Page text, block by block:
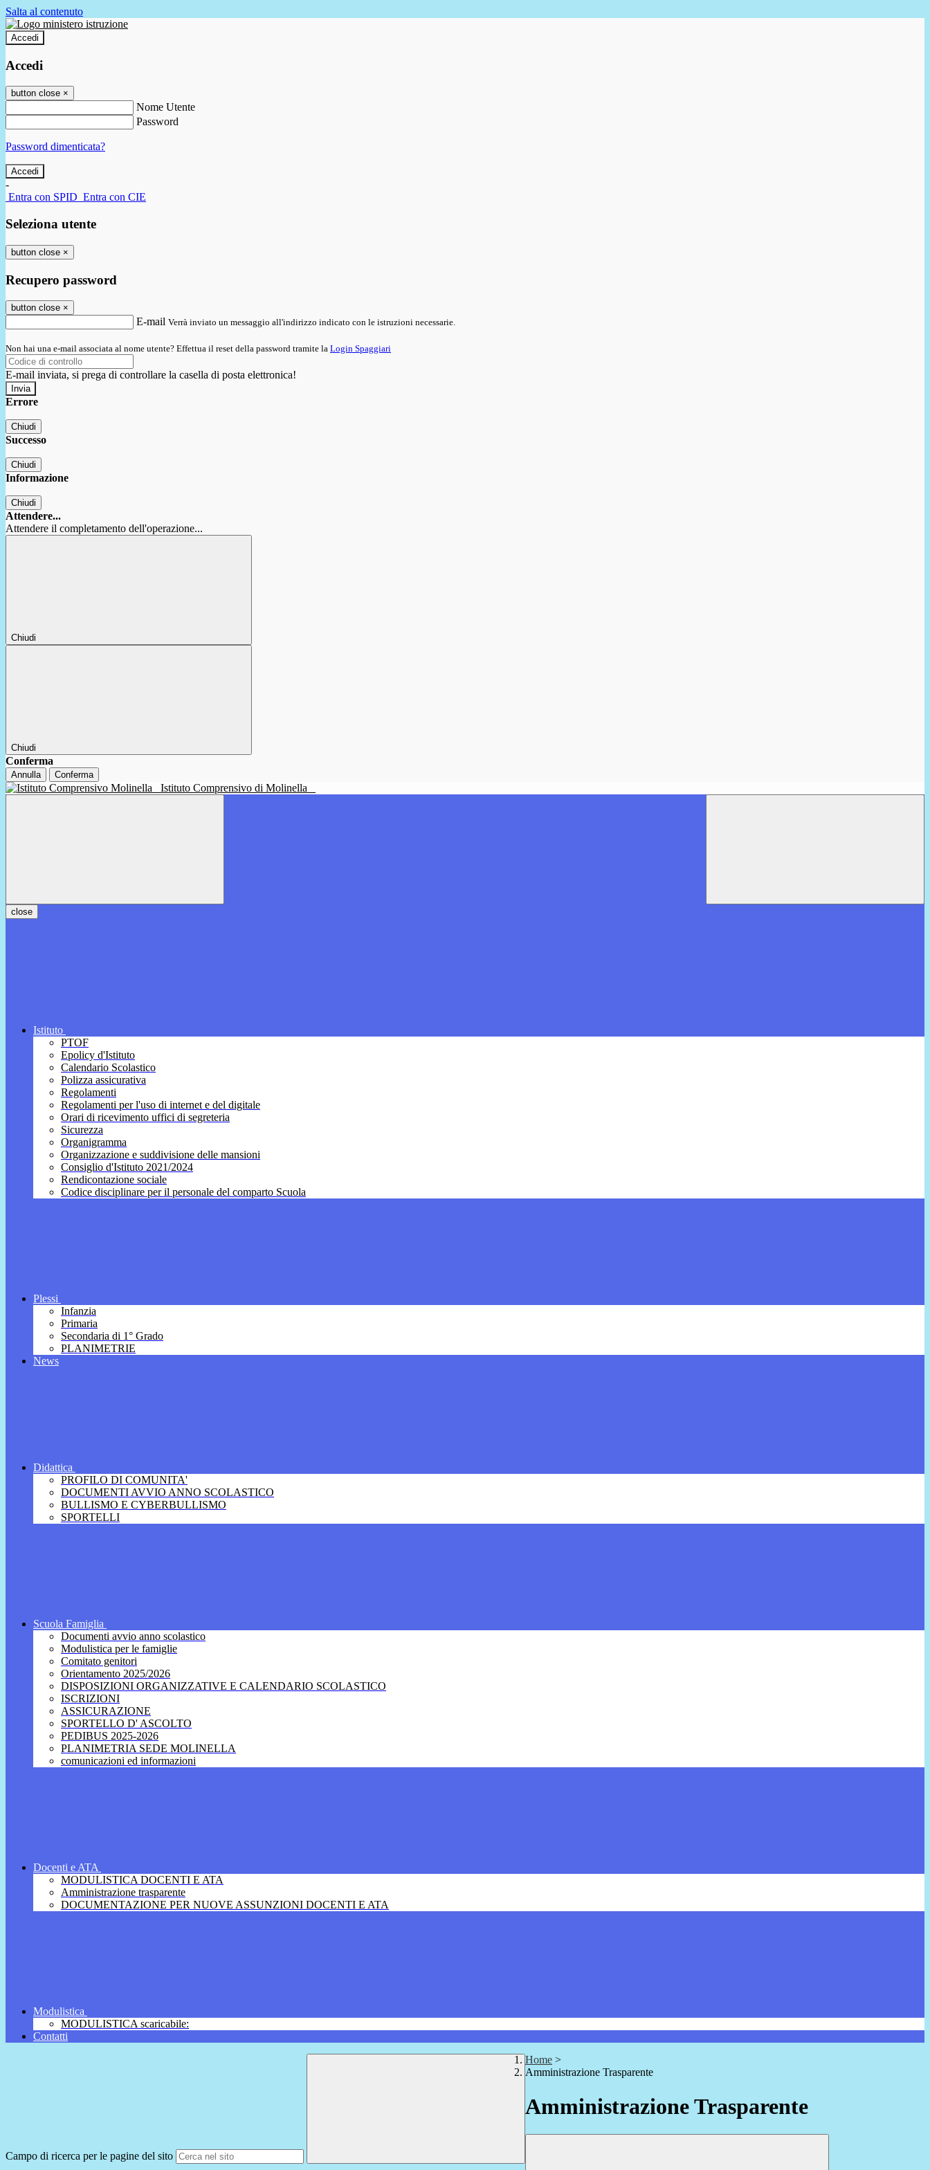
Salta al contenuto
Accedi
Accedi
button close ×
Nome Utente
Password
Password dimenticata?
-
Entra con SPID Entra con CIE
Seleziona utente
button close ×
Recupero password
button close ×
E-mail Verrà inviato un messaggio all'indirizzo indicato con le istruzioni necessarie.
Non hai una e-mail associata al nome utente? Effettua il reset della password tramite la Login Spaggiari
E-mail inviata, si prega di controllare la casella di posta elettronica!
Errore
Chiudi
Successo
Chiudi
Informazione
Chiudi
Attendere...
Attendere il completamento dell'operazione...
Chiudi
Chiudi
Conferma
Annulla Conferma
Istituto Comprensivo di Molinella
close
Istituto
PTOF
Epolicy d'Istituto
Calendario Scolastico
Polizza assicurativa
Regolamenti
Regolamenti per l'uso di internet e del digitale
Orari di ricevimento uffici di segreteria
Sicurezza
Organigramma
Organizzazione e suddivisione delle mansioni
Consiglio d'Istituto 2021/2024
Rendicontazione sociale
Codice disciplinare per il personale del comparto Scuola
Plessi
Infanzia
Primaria
Secondaria di 1° Grado
PLANIMETRIE
News
Didattica
PROFILO DI COMUNITA'
DOCUMENTI AVVIO ANNO SCOLASTICO
BULLISMO E CYBERBULLISMO
SPORTELLI
Scuola Famiglia
Documenti avvio anno scolastico
Modulistica per le famiglie
Comitato genitori
Orientamento 2025/2026
DISPOSIZIONI ORGANIZZATIVE E CALENDARIO SCOLASTICO
ISCRIZIONI
ASSICURAZIONE
SPORTELLO D' ASCOLTO
PEDIBUS 2025-2026
PLANIMETRIA SEDE MOLINELLA
comunicazioni ed informazioni
Docenti e ATA
MODULISTICA DOCENTI E ATA
Amministrazione trasparente
DOCUMENTAZIONE PER NUOVE ASSUNZIONI DOCENTI E ATA
Modulistica
MODULISTICA scaricabile:
Contatti
Campo di ricerca per le pagine del sito
Home >
Amministrazione Trasparente
Amministrazione Trasparente